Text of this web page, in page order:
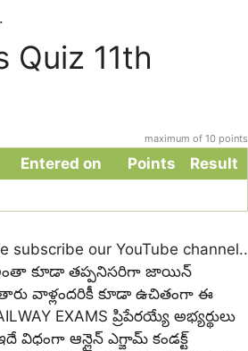
Quiz 11th
maximum of 10 points
Entered on Points
Result
subscribe our YouTube channel..
మీ అంతా కూడా తప్పనిసరిగా జాయిన్
వాళ్లందరికీ కూడా ఉచితంగా ఈ
EXAMS ప్రిపేరయ్యే అభ్యర్థులు
ఆన్లైన్ ఎగ్జామ్ కండక్ట్